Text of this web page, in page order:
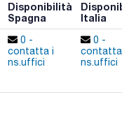
Disponibilità
Spagna
Italia
0 -
contatta i
ns.uffici
0 -
contatta i
ns.uffici